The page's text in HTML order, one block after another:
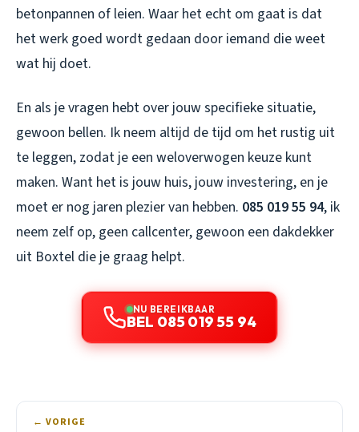
betonpannen of leien. Waar het echt om gaat is dat
het werk goed wordt gedaan door iemand die weet
wat hij doet.
En als je vragen hebt over jouw specifieke situatie,
gewoon bellen. Ik neem altijd de tijd om het rustig uit
te leggen, zodat je een weloverwogen keuze kunt
maken. Want het is jouw huis, jouw investering, en je
moet er nog jaren plezier van hebben. 085 019 55 94, ik
neem zelf op, geen callcenter, gewoon een dakdekker
uit Boxtel die je graag helpt.
NU BEREIKBAAR
BEL 085 019 55 94
← VORIGE